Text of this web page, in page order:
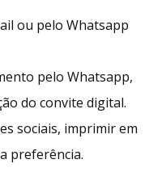
ou pelo Whatsapp
pelo Whatsapp,
do convite digital.
sociais, imprimir em
preferência.